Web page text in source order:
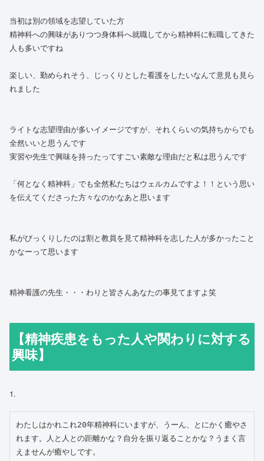
当初は別の領域を志望していた方
精神科への興味がありつつ身体科へ就職してから精神科に転職してきた
人も多いですね
楽しい、勤められそう、じっくりとした看護をしたいなんて意見も見ら
れました
ライトな志望理由が多いイメージですが、それくらいの気持ちからでも
全然いいと思うんです
実習や先生で興味を持ったってすごい素敵な理由だと私は思うんです
「何となく精神科」でも全然私たちはウェルカムですよ！！という思い
を伝えてくださった方々なのかなあと思います
私がびっくりしたのは割と教員を見て精神科を志した人が多かったこと
かなーって思います
精神看護の先生・・・わりと皆さんあなたの事見てますよ笑
【精神疾患をもった人や関わりに対する
興味】
1.
わたしはかれこれ20年精神科にいますが、うーん、とにかく癒やさ
れます。人と人との距離かな？自分を振り返ることかな？うまく言
えませんが癒やしです。